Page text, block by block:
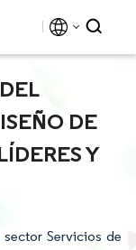
DE
Y
Servicios de